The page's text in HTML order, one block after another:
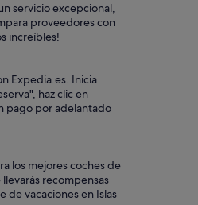
servicio excepcional,
proveedores con
increíbles!
Expedia.es. Inicia
haz clic en
pago por adelantado
los mejores coches de
recompensas
de vacaciones en Islas